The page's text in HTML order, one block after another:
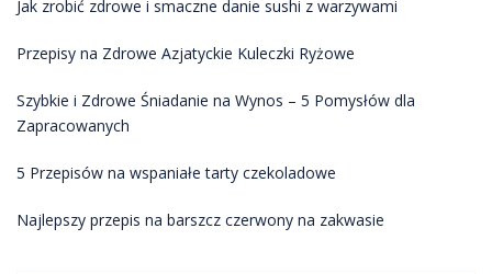
Jak zrobić zdrowe i smaczne danie sushi z warzywami
Przepisy na Zdrowe Azjatyckie Kuleczki Ryżowe
Szybkie i Zdrowe Śniadanie na Wynos – 5 Pomysłów dla
Zapracowanych
5 Przepisów na wspaniałe tarty czekoladowe
Najlepszy przepis na barszcz czerwony na zakwasie